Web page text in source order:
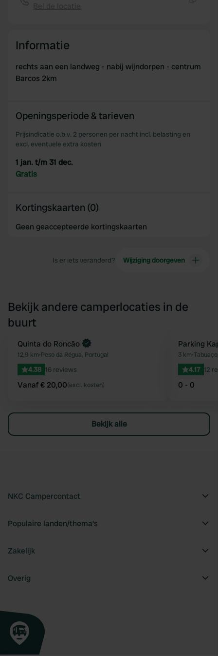
Informatie
rechts aan een landweg - nabij wijndorpen - centrum
Barcos 2km
Openingsperiode & tarieven
Prijsindicatie o.b.v. 2 personen per nacht incl. belasting en
excl. eventuele extra kosten
1 jan. t/m 31 dec.
Gratis
Kortingskaarten (0)
Geen geaccepteerde kortingskaarten
Is er iets veranderd? Wijziging doorgeven
Bekijk andere camperlocaties in de
buurt
Favoriet
Boek direct
Quinta do Roncão
12,9 km•Peso da Régua, Portugal
4.38 16 reviews
Vanaf € 20,00(excl. kosten)
Parking
3 km•
4.17 12
0 - 0
Bekijk alle
NKC Campercontact
Populaire landen/thema's
Zakelijk
Overig